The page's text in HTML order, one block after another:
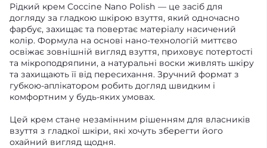
Рідкий крем Coccine Nano Polish — це засіб для
догляду за гладкою шкірою взуття, який одночасно
фарбує, захищає та повертає матеріалу насичений
колір. Формула на основі нано-технологій миттєво
освіжає зовнішній вигляд взуття, приховує потертості
та мікроподряпини, а натуральні воски живлять шкіру
та захищають її від пересихання. Зручний формат з
губкою-аплікатором робить догляд швидким і
комфортним у будь-яких умовах.
Цей крем стане незамінним рішенням для власників
взуття з гладкої шкіри, які хочуть зберегти його
охайний вигляд щодня.